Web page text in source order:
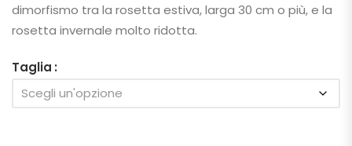
dimorfismo tra la rosetta estiva, larga 30 cm o più, e la
rosetta invernale molto ridotta.
Taglia